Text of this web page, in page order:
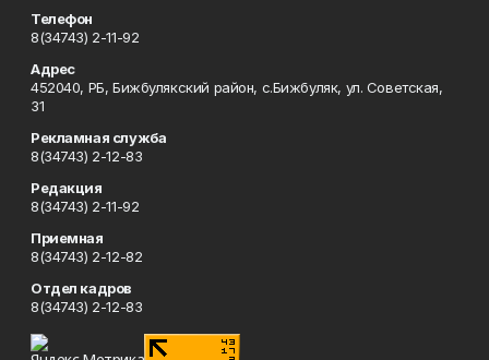
Телефон
8(34743) 2-11-92
Адрес
452040, РБ, Бижбулякский район, с.Бижбуляк, ул. Советская,
31
Рекламная служба
8(34743) 2-12-83
Редакция
8(34743) 2-11-92
Приемная
8(34743) 2-12-82
Отдел кадров
8(34743) 2-12-83